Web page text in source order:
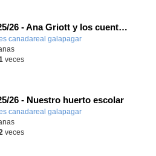
Podcast 25/26 - Ana Griott y los cuentos de las voces olvidadas
canadareal galapagar-
veces
26 - Nuestro huerto escolar
canadareal galapagar-
veces